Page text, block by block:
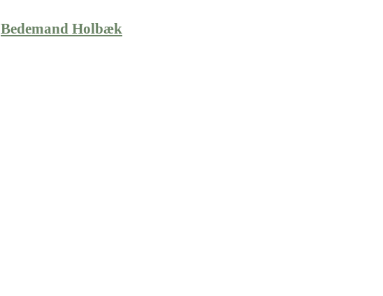
Bedemand Holbæk